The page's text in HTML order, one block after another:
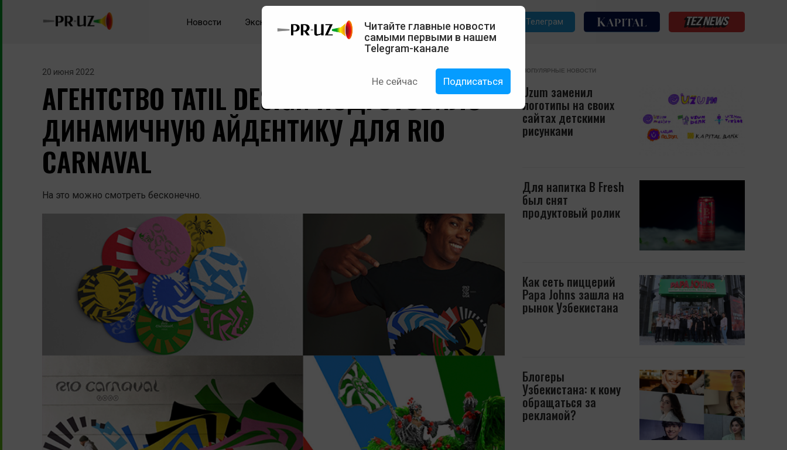
Новости Эксклюзив Кейсы Вакансии Телеграм
Читайте главные новости
самыми первыми в нашем
Telegram-канале
Не сейчас Подписаться
20 июня 2022
АГЕНТСТВО TATIL DESIGN ПОДГОТОВИЛО
ДИНАМИЧНУЮ АЙДЕНТИКУ ДЛЯ RIO
CARNAVAL
На это можно смотреть бесконечно.
ПОПУЛЯРНЫЕ НОВОСТИ
Uzum заменил
логотипы на своих
сайтах детскими
рисунками
Для напитка B Fresh
был снят
продуктовый ролик
Как сеть пиццерий
Papa Johns зашла на
рынок Узбекистана
Блогеры
Узбекистана: к кому
обращаться за
рекламой?